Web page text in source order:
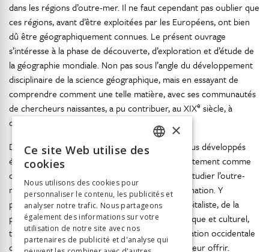
dans les régions d’outre-mer. Il ne faut cependant pas oublier que
ces régions, avant d’être exploitées par les Européens, ont bien
dû être géographiquement connues. Le présent ouvrage
s’intéresse à la phase de découverte, d’exploration et d’étude de
la géographie mondiale. Non pas sous l’angle du développement
disciplinaire de la science géographique, mais en essayant de
comprendre comment une telle matière, avec ses communautés
de chercheurs naissantes, a pu contribuer, au XIXe siècle, à
développer l’impérialisme. Y compris en Suisse.
Dans les cantons helvétiques industriellement plus développés
émergent des sociétés de géographie qui – exactement comme
celles des puissances impériales – s’occupent d’étudier l’outre-
mer dans une optique d’exploitation et de domination. Y
participent des représentants de l’économie capitaliste, de la
politique fédérale ou encore du monde scientifique et culturel,
tous fascinés par les perspectives que la pénétration occidentale
dans les parties plus éloignées du globe semble leur offrir.
ITALIAN
×
Ce site Web utilise des
cookies
Nous utilisons des cookies pour
personnaliser le contenu, les publicités et
analyser notre trafic. Nous partageons
également des informations sur votre
utilisation de notre site avec nos
partenaires de publicité et d'analyse qui